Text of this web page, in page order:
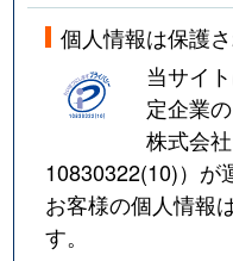
個人情報は保護
当サイ
定企業
株式会
10830322(10)）が
お客様の個人情報
す。